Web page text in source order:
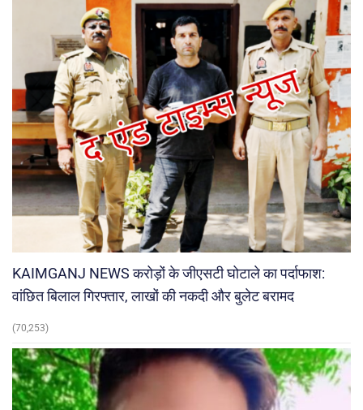
KAIMGANJ NEWS करोड़ों के जीएसटी घोटाले का पर्दाफाश:
वांछित बिलाल गिरफ्तार, लाखों की नकदी और बुलेट बरामद
(70,253)